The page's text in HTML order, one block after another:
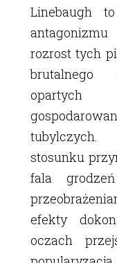
Linebaugh
rozrost tych
brutalnego
opartych
stosunku
fala
efekty
oczach